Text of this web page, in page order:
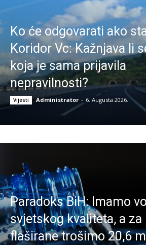
Ko će odgovarati ako
Koridor Vc: Kažnjava li
koja je sama prijavila
nepravilnosti?
Vijesti Administrator - 6. Augusta 2026.
Paradoks BiH: Imamo
svjetskog kvaliteta, a za
flaširane trošimo 20,6